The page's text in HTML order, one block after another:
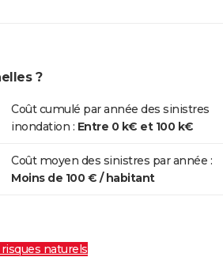
?
Coût cumulé par année des sinistres
inondation : Entre 0 k€ et 100 k€
Coût moyen des sinistres par année :
Moins de 100 € / habitant
naturels